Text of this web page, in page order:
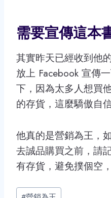
需要宣傳這本
其實昨天已經收到他
放上 Facebook 宣傳
下，因為太多人想買
的存貨，這麼驕傲自
他真的是營銷為王，
去誠品購買之前，請
有存貨，避免撲個空
Post